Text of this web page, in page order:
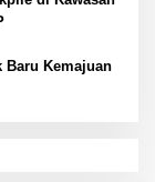
Baru Kemajuan